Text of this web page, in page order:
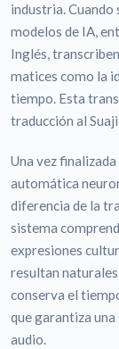
industria. Cuando
modelos de IA,
Inglés,
matices como la
tiempo. Esta
traducción al
Una vez
automática
diferencia de la
sistema
expresiones
resultan
conserva el
que garantiza
audio.